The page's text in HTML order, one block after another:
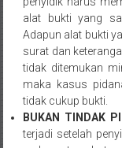
Medan/
Aceh/
Damasyaraya/
Solok/
Padang
Selatan/Padang
barat/
alat bukti yang
Adapun alat bukti
surat dan
tidak ditemukan
maka kasus
tidak cukup bukti.
BUKAN TINDAK
terjadi setelah